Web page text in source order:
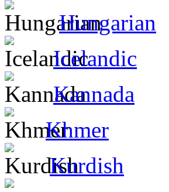
Hungarian
Icelandic
Kannada
Khmer
Kurdish